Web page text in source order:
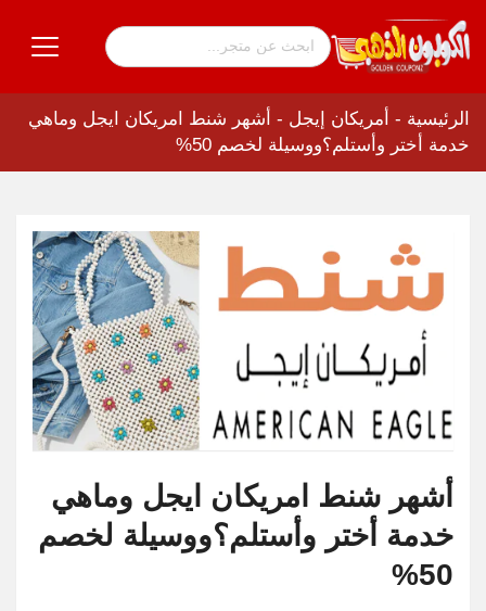
الرئيسية - أمريكان إيجل - أشهر شنط امريكان ايجل وماهي
خدمة أختر وأستلم؟ووسيلة لخصم 50%
أشهر شنط امريكان ايجل وماهي
خدمة أختر وأستلم؟ووسيلة لخصم
50%